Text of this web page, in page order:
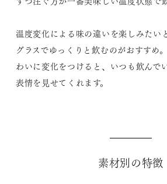
温度変化による味の違いを楽しみたい
グラスでゆっくりと飲むのがおすすめ
わいに変化をつけると、いつも飲んで
表情を見せてくれます。
素材別の特徴